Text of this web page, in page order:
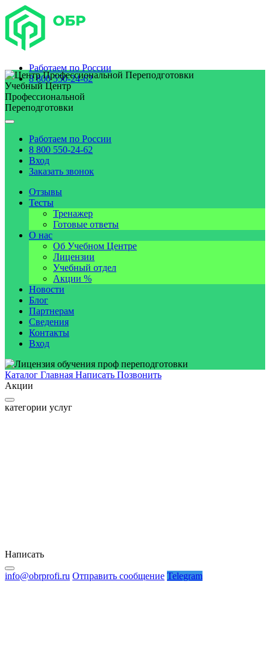
Работаем поРоссии
8 800 550-24-62
Учебный Центр
Профессиональной
Переподготовки
Работаем по России
8 800 550-24-62
Вход
Заказать звонок
Отзывы
Тесты
Тренажер
Готовые ответы
О нас
Об Учебном Центре
Лицензии
Учебный отдел
Акции %
Новости
Блог
Партнерам
Сведения
Контакты
Вход
Каталог Главная Написать Позвонить
Акции
категории услуг
Написать
info@obrprofi.ru Отправить сообщение Telegram